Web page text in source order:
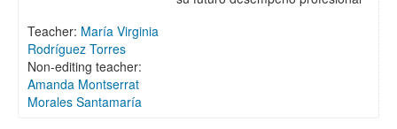
Teacher: María Virginia
Rodríguez Torres
Non-editing teacher:
Amanda Montserrat
Morales Santamaría